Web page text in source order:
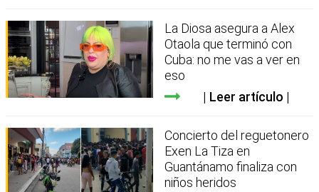
La Diosa asegura a Alex
Otaola que terminó con
Cuba: no me vas a ver en
eso
Leer artículo
Concierto del reguetonero
Exen La Tiza en
Guantánamo finaliza con
niños heridos